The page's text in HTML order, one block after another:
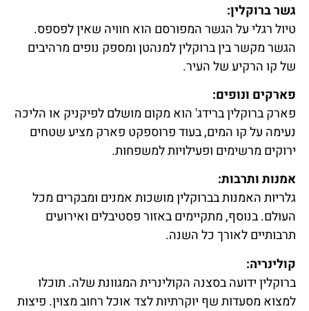
גשר ברוקלין:
טיול רגלי על הגשר המפורסם הוא חוויה שאין לפספס.
הגשר מקשר בין ברוקלין למנהטן ומספק נופים מרהיבים
של קו הרקיע של העיר.
פארקים ונופים:
פארק ברוקלין ברידג' הוא מקום מושלם לפיקניק או הליכה
נעימה על קו המים, בעוד פרוספקט פארק מציע שטחים
ירוקים מרשימים ופעילויות למשפחות.
אמנות ותרבות:
גלריות האמנות בברוקלין מושכות אמנים ומבקרים מכל
העולם. בנוסף, מתקיימים באזור פסטיבלים ואירועים
תרבותיים לאורך כל השנה.
קולינריה:
ברוקלין ידועה בסצנה הקולינרית המגוונת שלה. תוכלו
למצוא מסעדות שף יוקרתיות לצד אוכל רחוב מצוין. פיצות